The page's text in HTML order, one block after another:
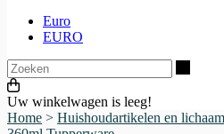
Euro
EURO
Uw winkelwagen is leeg!
Home > Huishoudartikelen en